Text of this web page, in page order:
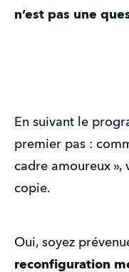
n’est pas une
En suivant le
premier pas :
cadre amoureux
copie.
Oui, soyez
reconfiguration